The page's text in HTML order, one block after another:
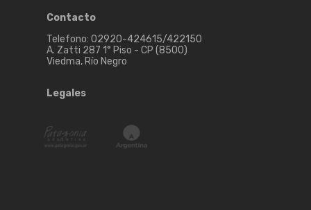
Contacto
Telefono: 02920-424615/422150
A. Zatti 287 1° Piso - CP (8500)
Viedma, Río Negro
Legales